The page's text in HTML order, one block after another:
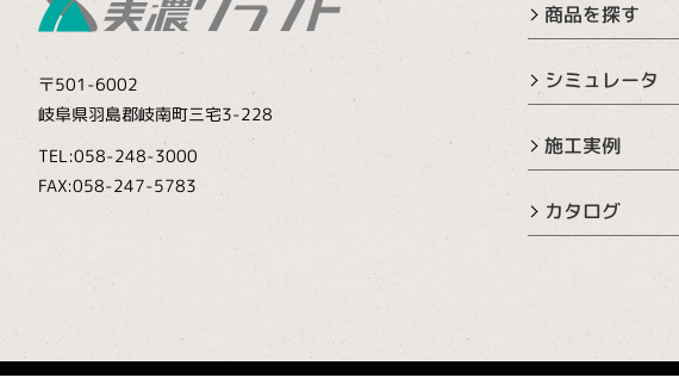
〒501-6002
岐阜県羽島郡岐南町三宅3-228
TEL:058-248-3000
FAX:058-247-5783
商品を探す
シミュレータ
施工実例
カタログ